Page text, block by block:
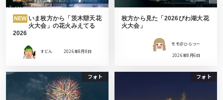
NEW いま枚方から「茨木辯天花
火大会」の花火みえてる
2026
すどん 2026年8月8日
枚方から見た「2026びわ湖大花
火大会」
モモ＠ひらつー
2026年8月6日
フォト フォト